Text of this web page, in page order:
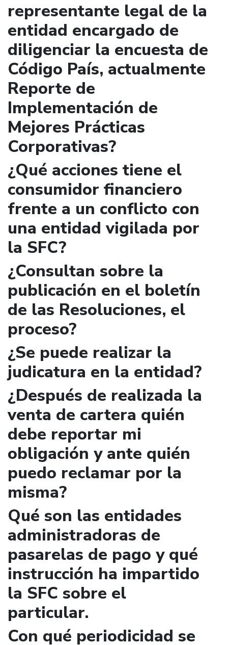
representante legal de la
entidad encargado de
diligenciar la encuesta de
Código País, actualmente
Reporte de
Implementación de
Mejores Prácticas
Corporativas?
¿Qué acciones tiene el
consumidor financiero
frente a un conflicto con
una entidad vigilada por
la SFC?
¿Consultan sobre la
publicación en el boletín
de las Resoluciones, el
proceso?
¿Se puede realizar la
judicatura en la entidad?
¿Después de realizada la
venta de cartera quién
debe reportar mi
obligación y ante quién
puedo reclamar por la
misma?
Qué son las entidades
administradoras de
pasarelas de pago y qué
instrucción ha impartido
la SFC sobre el
particular.
Con qué periodicidad se